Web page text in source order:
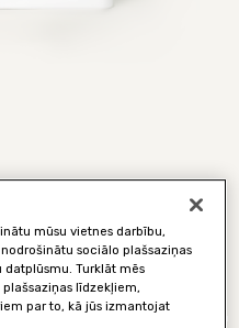
180 tabletes
mūsu vietnes darbību,
sociālo plašsaziņas
Turklāt mēs
līdzekļiem,
par to, kā jūs izmantojat